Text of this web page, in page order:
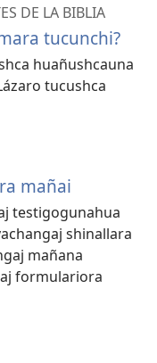
DE LA BIBLIA
tucunchi?
huañushcauna
tucushca
mañai
testigogunahua
shinallara
mañana
formulariora